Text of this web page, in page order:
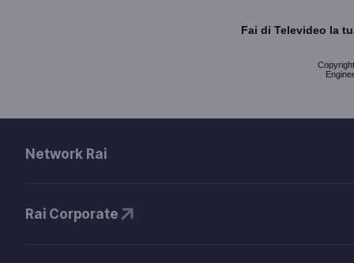
Fai di Televideo la